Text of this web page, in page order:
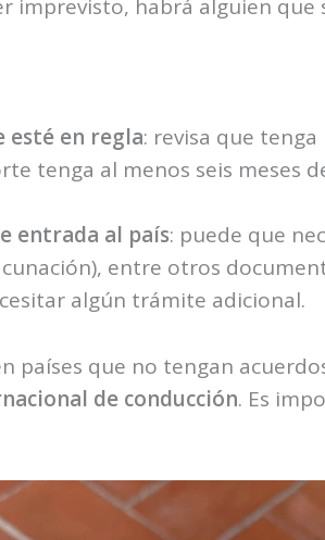
imprevisto, habrá alguien
esté en regla: revisa que
tenga al menos seis meses
entrada al país: puede que
entre otros
algún trámite adicional.
países que no tengan
de conducción. Es